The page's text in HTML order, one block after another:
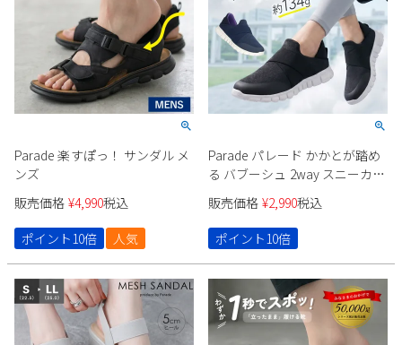
Parade 楽すぽっ！ サンダル メ
ンズ
販売価格 ¥4,990税込
ポイント10倍
人気
Parade パレード かかとが踏め
る バブーシュ 2way スニーカー
61721 レディース
販売価格 ¥2,990税込
ポイント10倍